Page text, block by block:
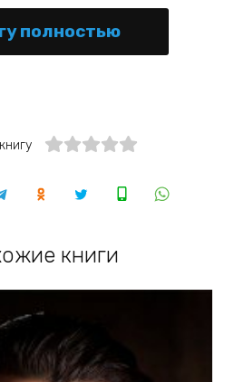
полностью
книги